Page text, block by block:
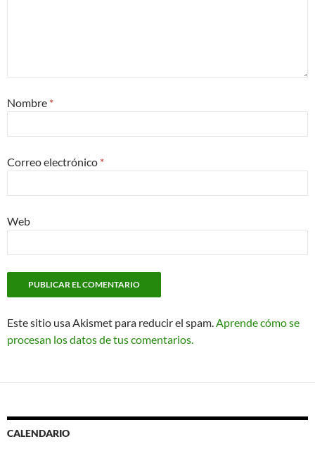
Nombre *
Correo electrónico *
Web
Este sitio usa Akismet para reducir el spam.Aprende cómo se
procesan los datos de tus comentarios.
CALENDARIO